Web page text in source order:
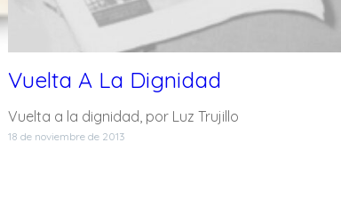
Vuelta A La Dignidad
Vuelta a la dignidad, por Luz Trujillo
18 de noviembre de 2013